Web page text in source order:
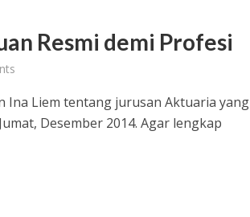
Resmi demi Profesi
Ina Liem tentang jurusan Aktuaria yang
Desember 2014. Agar lengkap